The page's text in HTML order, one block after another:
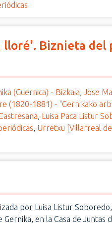
Biznieta del
(Guernica) - Bizkaia,Jose
(1820-1881) - "Gernikako
, Luisa Paca Listur
, Urretxu [Villarreal
por Luisa Listur
en la Casa de Juntas